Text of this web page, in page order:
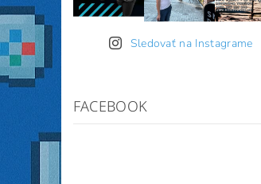
Sledovať na Instagrame
FACEBOOK